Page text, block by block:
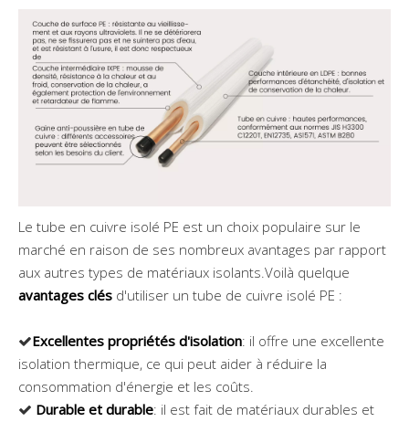
Le tube en cuivre isolé PE est un choix populaire sur le
marché en raison de ses nombreux avantages par rapport
aux autres types de matériaux isolants.Voilà quelque
avantages clés d'utiliser un tube de cuivre isolé PE :
Excellentes propriétés d'isolation: il offre une excellente
isolation thermique, ce qui peut aider à réduire la
consommation d'énergie et les coûts.
 Durable et durable: il est fait de matériaux durables et